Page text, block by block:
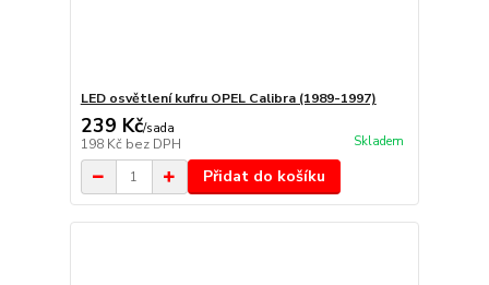
LED osvětlení kufru OPEL Calibra (1989-1997)
239 Kč/sada
198 Kč bez DPH Skladem
Přidat do košíku